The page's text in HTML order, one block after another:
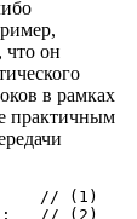
что он
в рамках
практичным
// (1)
// (2)